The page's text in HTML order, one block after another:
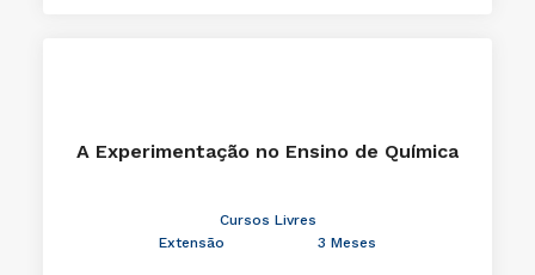
A Experimentação no Ensino de Química
Cursos Livres
Extensão
3 Meses